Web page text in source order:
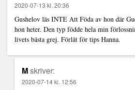
2020-07-13 kl. 20:36
Gushelov läs INTE Att Föda av hon där
hon heter. Den typ födde hela min
livets bästa grej. Förlåt för tips Hanna.
Mskriver:
2020-07-14 kl. 12:56